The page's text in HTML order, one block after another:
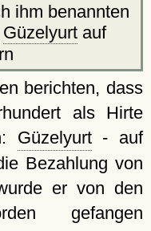
ihm benannten
Güzelyurt auf
berichten, dass
als Hirte
Güzelyurt- auf
Bezahlung von
er von den
gefangen